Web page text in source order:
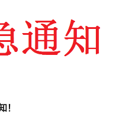
！